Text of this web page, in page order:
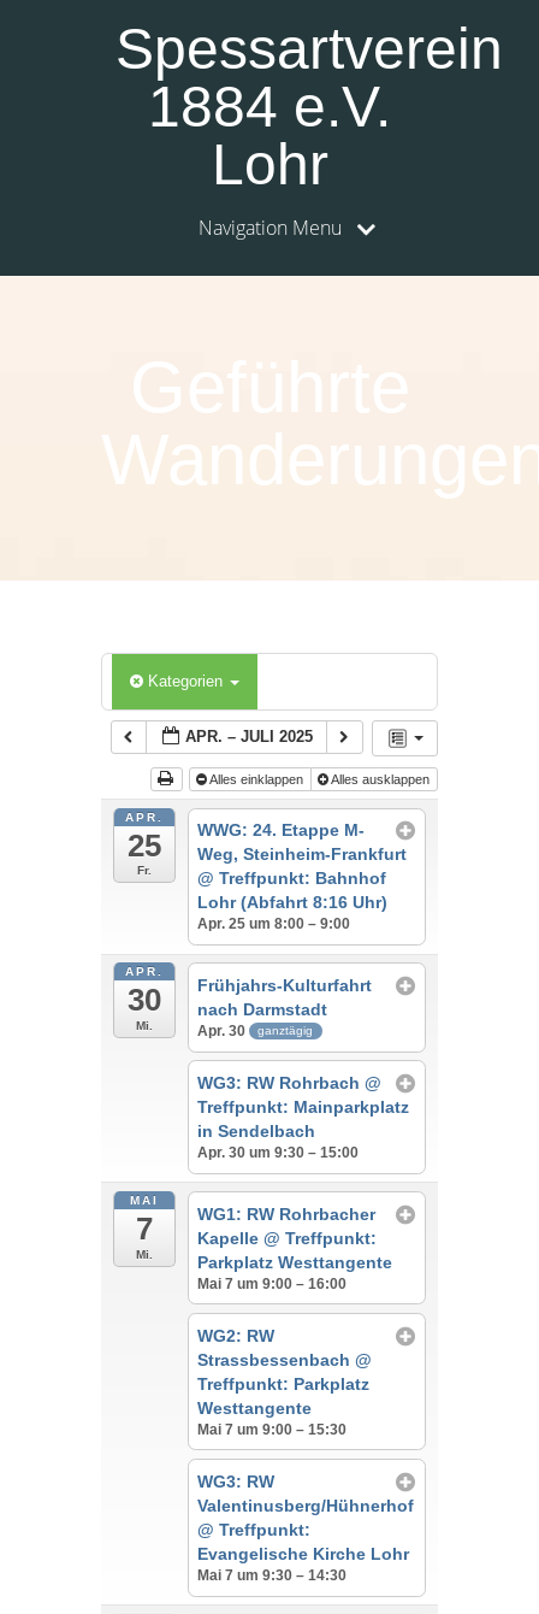
Spessartverein
1884 e.V.
Lohr
Navigation Menu
Geführte
Kategorien
APR. – JULI 2025
Alles einklappen Alles ausklappen
APR.
25
Fr.
WWG: 24. Etappe M-
Weg, Steinheim-Frankfurt
@ Treffpunkt: Bahnhof
Lohr (Abfahrt 8:16 Uhr)
Apr. 25 um 8:00 – 9:00
APR.
30
Mi.
Frühjahrs-Kulturfahrt
nach Darmstadt
Apr. 30 ganztägig
WG3: RW Rohrbach@
Treffpunkt: Mainparkplatz
in Sendelbach
Apr. 30 um 9:30 – 15:00
MAI
7
Mi.
WG1: RW Rohrbacher
Kapelle@ Treffpunkt:
Parkplatz Westtangente
Mai 7 um 9:00 – 16:00
WG2: RW
Strassbessenbach@
Treffpunkt: Parkplatz
Westtangente
Mai 7 um 9:00 – 15:30
WG3: RW
Valentinusberg/Hühnerhof
@ Treffpunkt:
Evangelische Kirche Lohr
Mai 7 um 9:30 – 14:30